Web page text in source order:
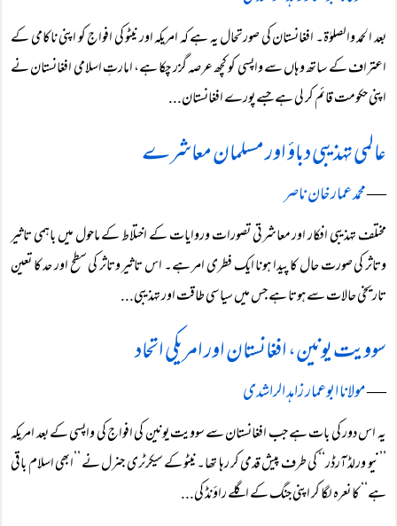
بعد الحمد والصلوٰۃ۔ افغانستان کی صورتحال یہ ہے کہ امریکہ اور نیٹو کی افواج کو اپنی ناکامی کے
اعتراف کے ساتھ وہاں سے واپسی کو کچھ عرصہ گزر چکا ہے، امارتِ اسلامی افغانستان نے
اپنی حکومت قائم کر لی ہے جسے پورے افغانستان...
عالمی تہذیبی دباؤ اور مسلمان معاشرے
―محمد عمار خان ناصر
مختلف تہذیبی افکار اور معاشرتی تصورات وروایات کے اختلاط کے ماحول میں باہمی تاثیر
وتاثر کی صورت حال کا پیدا ہونا ایک فطری امر ہے۔ اس تاثیر وتاثر کی سطح اور حد کا تعین
تاریخی حالات سے ہوتا ہے جس میں سیاسی طاقت اور تہذیبی...
سوویت یونین، افغانستان اور امریکی اتحاد
―مولانا ابوعمار زاہد الراشدی
یہ اس دور کی بات ہے جب افغانستان سے سوویت یونین کی افواج کی واپسی کے بعد امریکہ
’’نیو ورلڈ آرڈر‘‘ کی طرف پیش قدمی کر رہا تھا۔ نیٹو کے سیکرٹری جنرل نے ’’ابھی اسلام باقی
ہے‘‘ کا نعرہ لگا کر اپنی جنگ کے اگلے راؤنڈ کی...